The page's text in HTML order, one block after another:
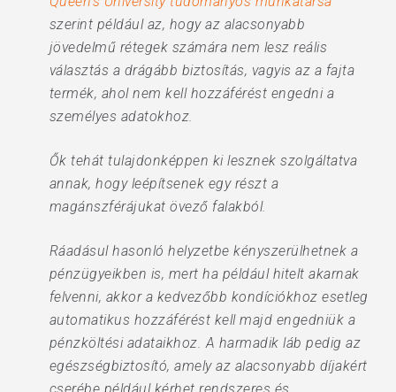
szerint például az, hogy az alacsonyabb
jövedelmű rétegek számára nem lesz reális
választás a drágább biztosítás, vagyis az a fajta
termék, ahol nem kell hozzáférést engedni a
személyes adatokhoz.
Ők tehát tulajdonképpen ki lesznek szolgáltatva
annak, hogy leépítsenek egy részt a
magánszférájukat övező falakból.
Ráadásul hasonló helyzetbe kényszerülhetnek a
pénzügyeikben is, mert ha például hitelt akarnak
felvenni, akkor a kedvezőbb kondíciókhoz esetleg
automatikus hozzáférést kell majd engedniük a
pénzköltési adataikhoz. A harmadik láb pedig az
egészségbiztosító, amely az alacsonyabb díjakért